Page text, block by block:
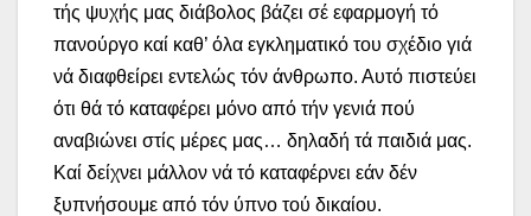
τής ψυχής μας διάβολος βάζει σέ εφαρμογή τό
πανούργο καί καθ’ όλα εγκληματικό του σχέδιο γιά
νά διαφθείρει εντελώς τόν άνθρωπο. Αυτό πιστεύει
ότι θά τό καταφέρει μόνο από τήν γενιά πού
αναβιώνει στίς μέρες μας… δηλαδή τά παιδιά μας.
Καί δείχνει μάλλον νά τό καταφέρνει εάν δέν
ξυπνήσουμε από τόν ύπνο τού δικαίου.